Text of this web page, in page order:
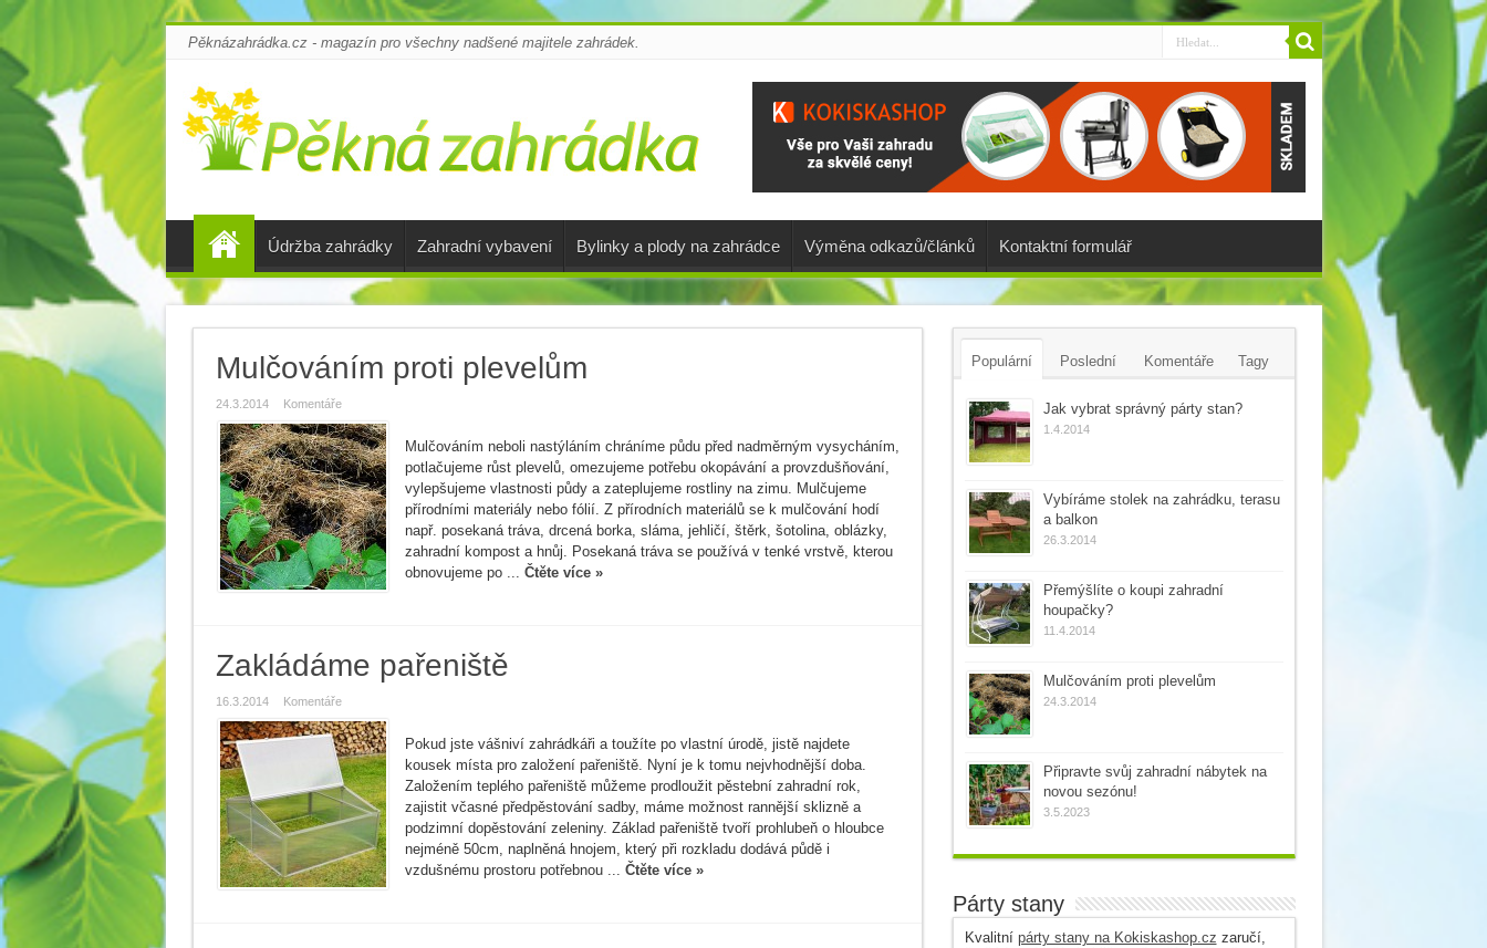
Pěknázahrádka.cz - magazín pro všechny nadšené majitele zahrádek.
Údržba zahrádky Zahradní vybavení Bylinky a plody na zahrádce Výměna odkazů/článků Kontaktní formulář
Mulčováním proti plevelům
24.3.2014 Komentáře
Mulčováním neboli nastýláním chráníme půdu před nadměrným vysycháním,
potlačujeme růst plevelů, omezujeme potřebu okopávání a provzdušňování,
vylepšujeme vlastnosti půdy a zateplujeme rostliny na zimu. Mulčujeme
přírodními materiály nebo fólií. Z přírodních materiálů se k mulčování hodí
např. posekaná tráva, drcená borka, sláma, jehličí, štěrk, šotolina, oblázky,
zahradní kompost a hnůj. Posekaná tráva se používá v tenké vrstvě, kterou
obnovujeme po ... Čtěte více »
Zakládáme pařeniště
16.3.2014 Komentáře
Pokud jste vášniví zahrádkáři a toužíte po vlastní úrodě, jistě najdete
kousek místa pro založení pařeniště. Nyní je k tomu nejvhodnější doba.
Založením teplého pařeniště můžeme prodloužit pěstební zahradní rok,
zajistit včasné předpěstování sadby, máme možnost rannější sklizně a
podzimní dopěstování zeleniny. Základ pařeniště tvoří prohlubeň o hloubce
nejméně 50cm, naplněná hnojem, který při rozkladu dodává půdě i
vzdušnému prostoru potřebnou ... Čtěte více »
Populární Poslední Komentáře Tagy
Jak vybrat správný párty stan?
1.4.2014
Vybíráme stolek na zahrádku, terasu
a balkon
26.3.2014
Přemýšlíte o koupi zahradní
houpačky?
11.4.2014
Mulčováním proti plevelům
24.3.2014
Připravte svůj zahradní nábytek na
novou sezónu!
3.5.2023
Párty stany
Kvalitní párty stany na Kokiskashop.cz zaručí,